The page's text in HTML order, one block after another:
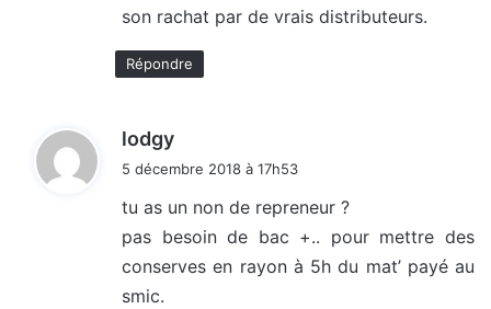
son rachat par de vrais distributeurs.
Répondre
lodgy
:
5 décembre 2018 à 17h53
tu as un non de repreneur ?
pas besoin de bac +.. pour mettre des
conserves en rayon à 5h du mat’ payé au
smic.